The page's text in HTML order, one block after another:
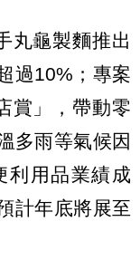
丸龜製麵推出
過10%；專案
賞」，帶動零
多雨等氣候因
利用品業績成
計年底將展至